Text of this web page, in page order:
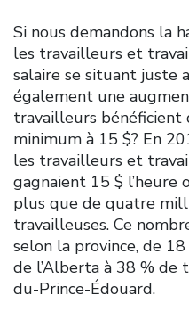
Si nous demandons la
les travailleurs et
salaire se situant juste
également une
travailleurs bénéficient
minimum à 15 $? En
les travailleurs et
gagnaient 15 $ l’heure
plus que de quatre
travailleuses. Ce
selon la province, de
de l’Alberta à 38 % de
du-Prince-Édouard.